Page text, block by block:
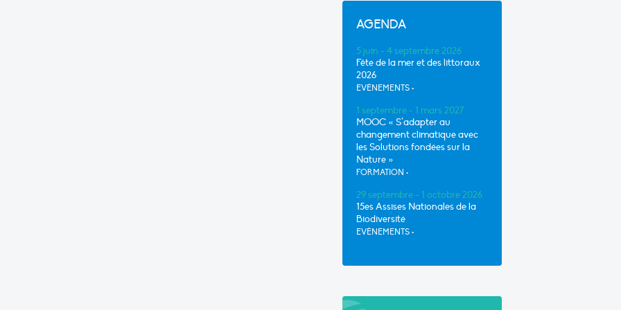
AGENDA
5 juin - 4 septembre 2026
Fête de la mer et des littoraux
2026
EVÈNEMENTS •
1 septembre - 1 mars 2027
MOOC « S’adapter au
changement climatique avec
les Solutions fondées sur la
Nature »
FORMATION •
29 septembre - 1 octobre 2026
15es Assises Nationales de la
Biodiversité
EVÈNEMENTS •